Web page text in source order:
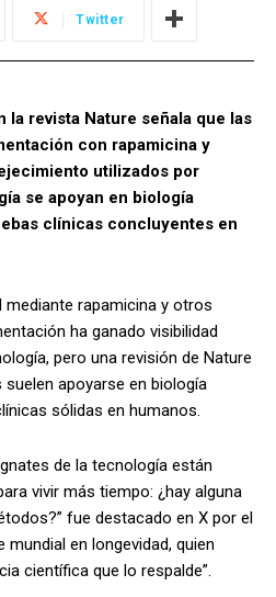
Twitter
la revista Nature señala que las
con rapamicina y
utilizados por
se apoyan en biología
clínicas concluyentes en
mediante rapamicina y otros
ha ganado visibilidad
pero una revisión de Nature
apoyarse en biología
sólidas en humanos.
de la tecnología están
vivir más tiempo: ¿hay alguna
fue destacado en X por el
en longevidad, quien
científica que lo respalde”.